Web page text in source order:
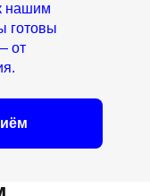
нашим
готовы
от